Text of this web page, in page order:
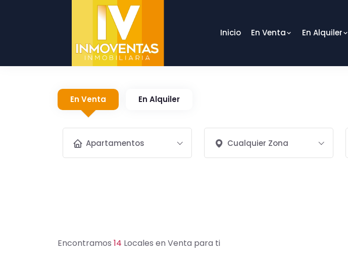
Inicio En Venta En Alquiler
En Venta En Alquiler
Apartamentos Cualquier Zona
Encontramos 14 Locales en Venta para ti